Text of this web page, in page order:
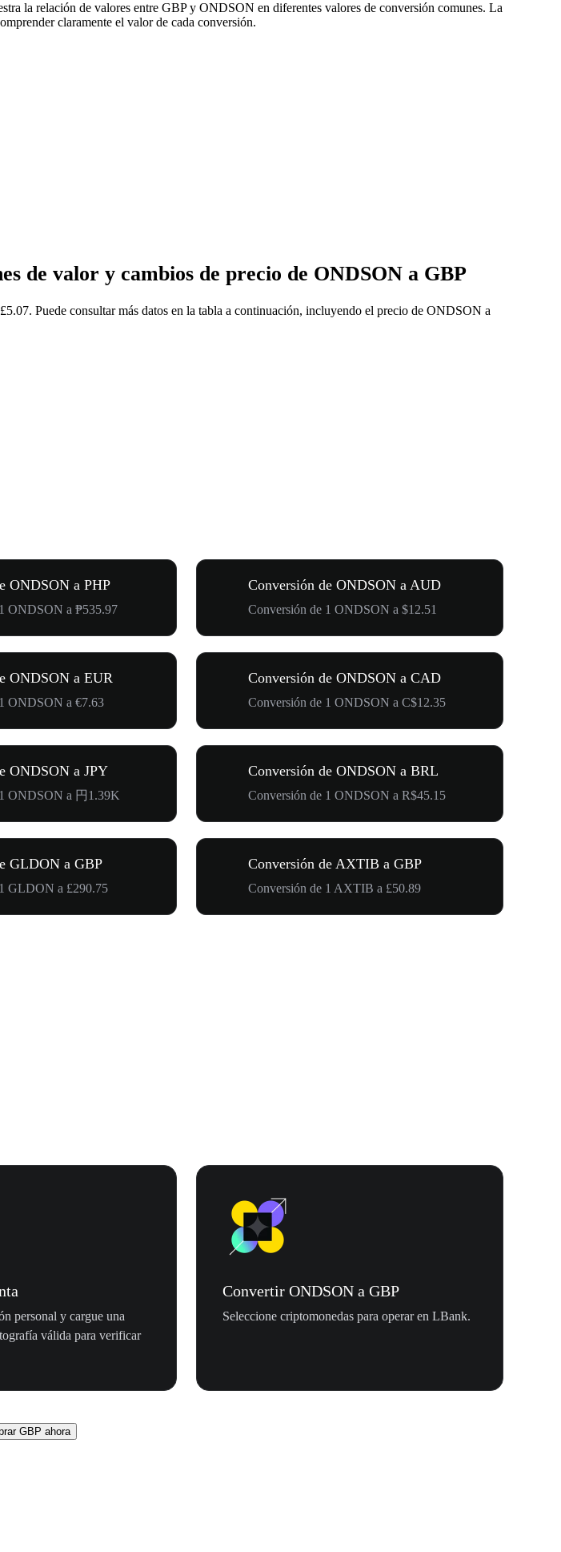
la relación de valores entre GBP y ONDSON en diferentes valores de conversión comunes. La
claramente el valor de cada conversión.
de valor y cambios de precio de ONDSON a GBP
Puede consultar más datos en la tabla a continuación, incluyendo el precio de ONDSON a
ONDSON a PHP
ONDSON a ₱535.97
Conversión de ONDSON a AUD
Conversión de 1 ONDSON a $12.51
ONDSON a EUR
ONDSON a €7.63
Conversión de ONDSON a CAD
Conversión de 1 ONDSON a C$12.35
ONDSON a JPY
ONDSON a 円1.39K
Conversión de ONDSON a BRL
Conversión de 1 ONDSON a R$45.15
GLDON a GBP
GLDON a £290.75
Conversión de AXTIB a GBP
Conversión de 1 AXTIB a £50.89
personal y cargue una
válida para verificar
Convertir ONDSON a GBP
Seleccione criptomonedas para operar en LBank.
GBP ahora